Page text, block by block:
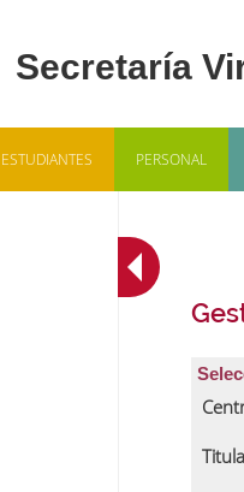
ESTUDIANTES PERSONAL